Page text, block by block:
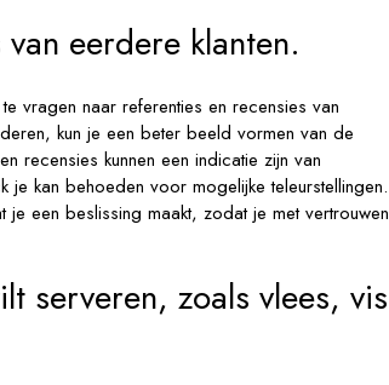
eerdere klanten.
vragen naar referenties en recensies van
kun je een beter beeld vormen van de
recensies kunnen een indicatie zijn van
kan behoeden voor mogelijke teleurstellingen.
een beslissing maakt, zodat je met vertrouwen
serveren, zoals vlees, vis